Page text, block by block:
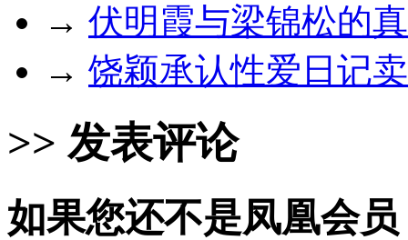
→ 伏明霞与梁锦松的
→ 饶颖承认性爱日记
>> 发表评论
如果您还不是凤凰会